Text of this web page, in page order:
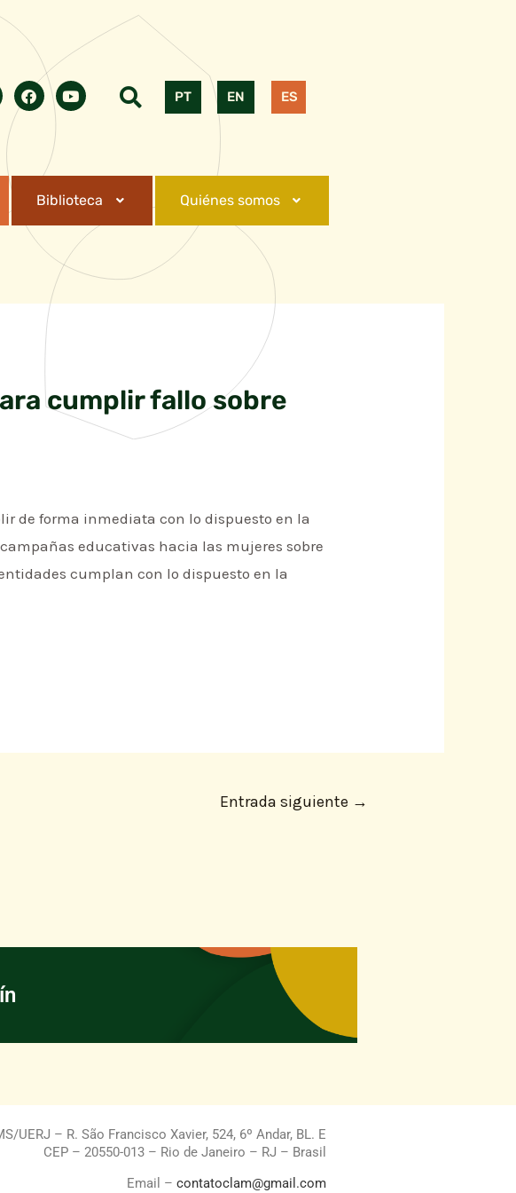
PT EN ES
Biblioteca Quiénes somos
cumplir fallo sobre
de forma inmediata con lo dispuesto en la
educativas hacia las mujeres sobre
cumplan con lo dispuesto en la
Entrada siguiente →
UERJ – R. São Francisco Xavier, 524, 6º Andar, BL. E
CEP – 20550-013 – Rio de Janeiro – RJ – Brasil
Email – contatoclam@gmail.com